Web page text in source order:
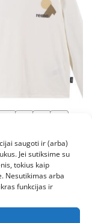
saugoti ir (arba)
Jei sutiksime su
tokius kaip
Nesutikimas arba
funkcijas ir
ŽAISLAI
marškinėliai
vabzdžių